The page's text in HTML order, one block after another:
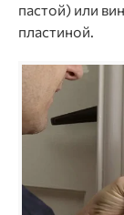
пастой) или
пластиной.